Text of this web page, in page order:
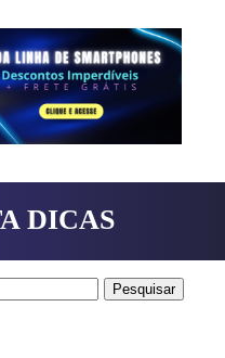
DICAS